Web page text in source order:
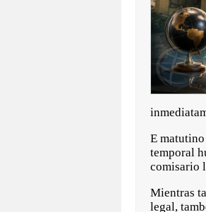
E
temporal
comisario
Mientras
legal,